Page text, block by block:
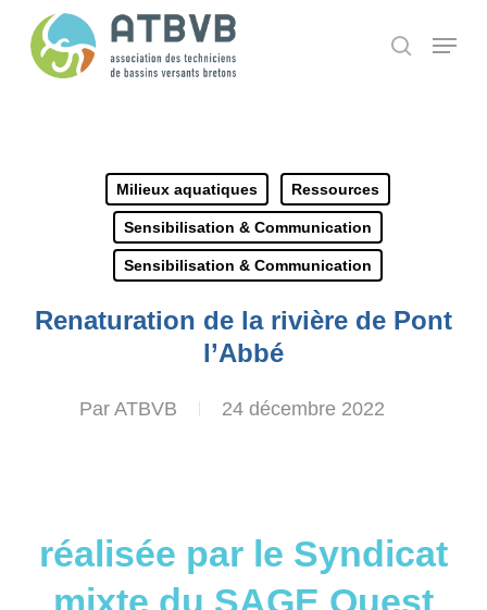
search
Menu
Milieux aquatiques Ressources
Sensibilisation & Communication
Sensibilisation & Communication
Renaturation de la rivière de Pont
l’Abbé
Par ATBVB 24 décembre 2022
réalisée par le Syndicat
mixte du SAGE Ouest
Panneau de gestion des cookies